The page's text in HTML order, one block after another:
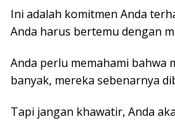
Ini adalah komitmen Anda
Anda harus bertemu dengan
Anda perlu memahami bahwa
banyak, mereka sebenarnya
Tapi jangan khawatir, Anda